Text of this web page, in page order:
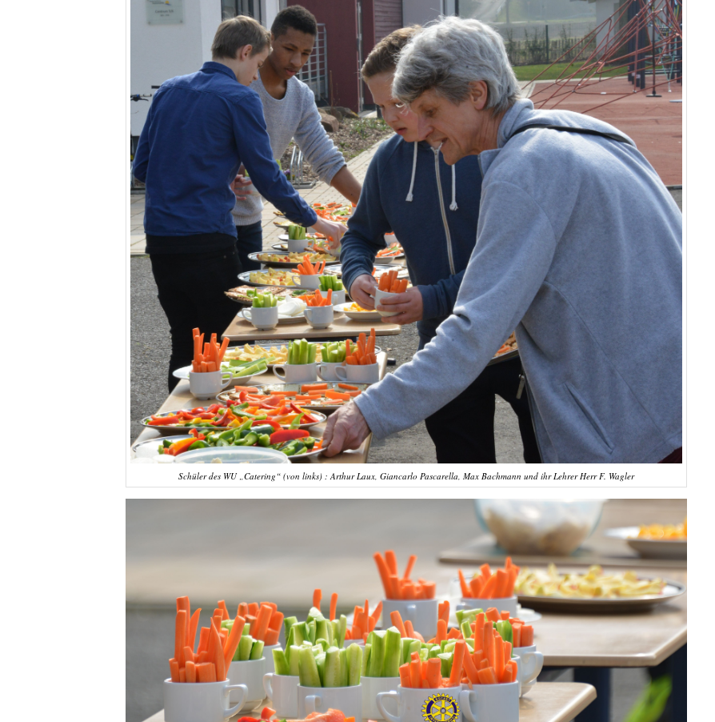
Schüler des WU „Catering“ (von links) : Arthur Laux, Giancarlo Pascarella, Max Bachmann und ihr Lehrer Herr F. Wagler